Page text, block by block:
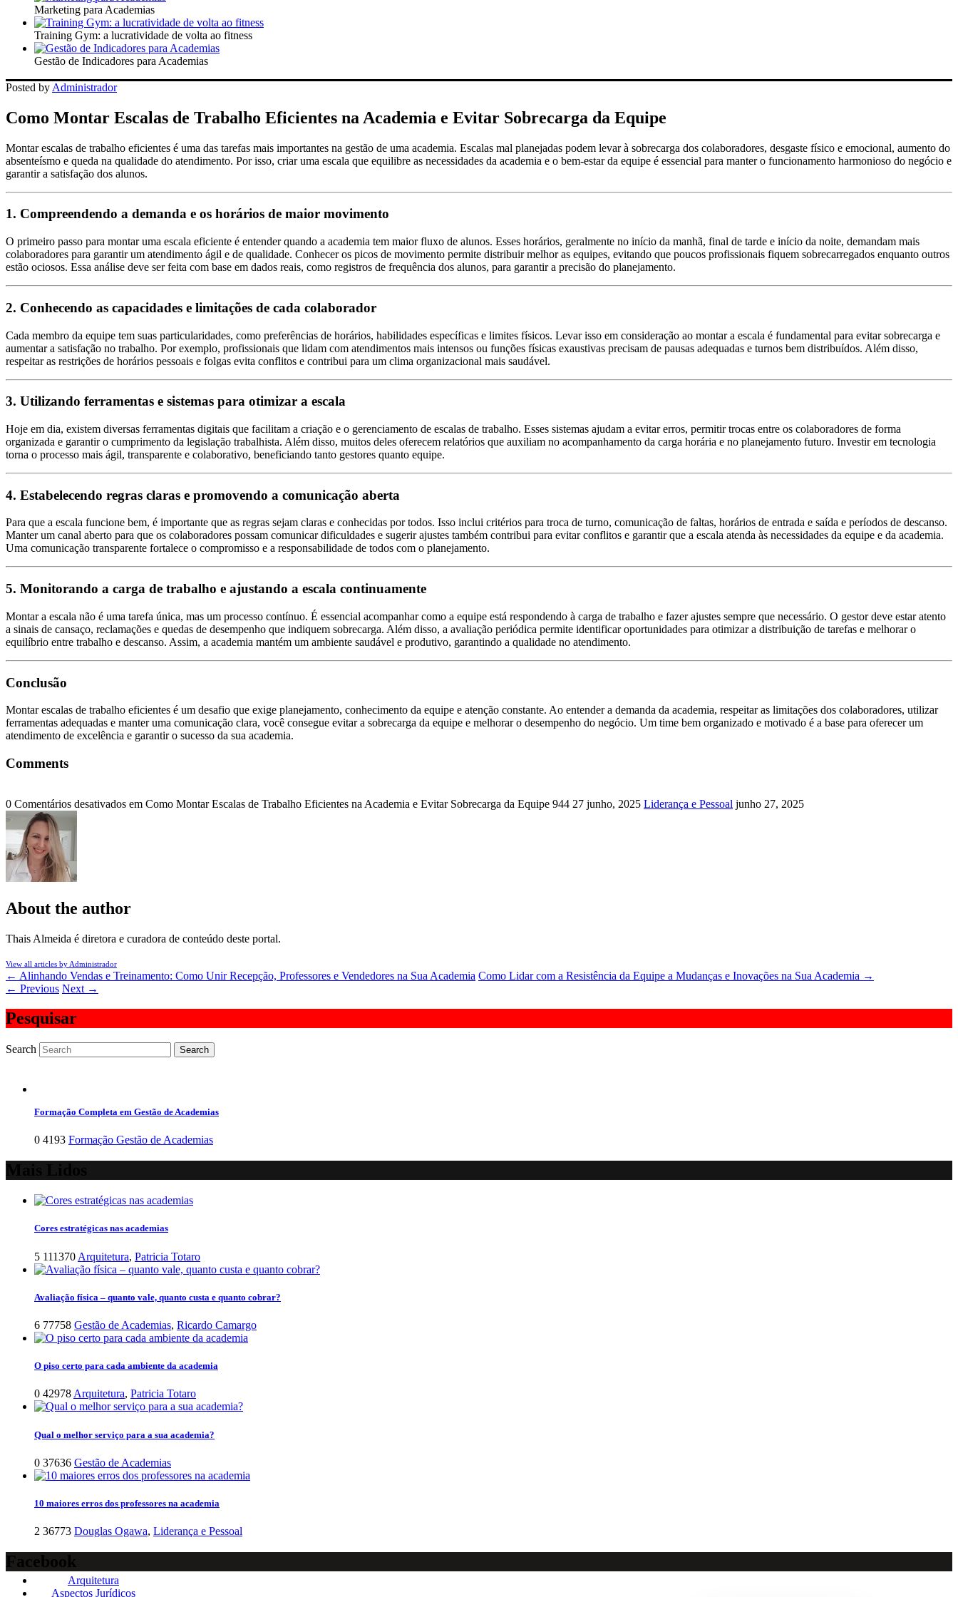
Marketing para Academias
Training Gym: a lucratividade de volta ao fitness
Gestão de Indicadores para Academias
Posted by Administrador
Como Montar Escalas de Trabalho Eficientes na Academia e Evitar Sobrecarga da Equipe
Montar escalas de trabalho eficientes é uma das tarefas mais importantes na gestão de uma academia. Escalas mal planejadas podem levar à sobrecarga dos colaboradores, desgaste físico e emocional, aumento do
absenteísmo e queda na qualidade do atendimento. Por isso, criar uma escala que equilibre as necessidades da academia e o bem-estar da equipe é essencial para manter o funcionamento harmonioso do negócio e
garantir a satisfação dos alunos.
1. Compreendendo a demanda e os horários de maior movimento
O primeiro passo para montar uma escala eficiente é entender quando a academia tem maior fluxo de alunos. Esses horários, geralmente no início da manhã, final de tarde e início da noite, demandam mais
colaboradores para garantir um atendimento ágil e de qualidade. Conhecer os picos de movimento permite distribuir melhor as equipes, evitando que poucos profissionais fiquem sobrecarregados enquanto outros
estão ociosos. Essa análise deve ser feita com base em dados reais, como registros de frequência dos alunos, para garantir a precisão do planejamento.
2. Conhecendo as capacidades e limitações de cada colaborador
Cada membro da equipe tem suas particularidades, como preferências de horários, habilidades específicas e limites físicos. Levar isso em consideração ao montar a escala é fundamental para evitar sobrecarga e
aumentar a satisfação no trabalho. Por exemplo, profissionais que lidam com atendimentos mais intensos ou funções físicas exaustivas precisam de pausas adequadas e turnos bem distribuídos. Além disso,
respeitar as restrições de horários pessoais e folgas evita conflitos e contribui para um clima organizacional mais saudável.
3. Utilizando ferramentas e sistemas para otimizar a escala
Hoje em dia, existem diversas ferramentas digitais que facilitam a criação e o gerenciamento de escalas de trabalho. Esses sistemas ajudam a evitar erros, permitir trocas entre os colaboradores de forma
organizada e garantir o cumprimento da legislação trabalhista. Além disso, muitos deles oferecem relatórios que auxiliam no acompanhamento da carga horária e no planejamento futuro. Investir em tecnologia
torna o processo mais ágil, transparente e colaborativo, beneficiando tanto gestores quanto equipe.
4. Estabelecendo regras claras e promovendo a comunicação aberta
Para que a escala funcione bem, é importante que as regras sejam claras e conhecidas por todos. Isso inclui critérios para troca de turno, comunicação de faltas, horários de entrada e saída e períodos de descanso.
Manter um canal aberto para que os colaboradores possam comunicar dificuldades e sugerir ajustes também contribui para evitar conflitos e garantir que a escala atenda às necessidades da equipe e da academia.
Uma comunicação transparente fortalece o compromisso e a responsabilidade de todos com o planejamento.
5. Monitorando a carga de trabalho e ajustando a escala continuamente
Montar a escala não é uma tarefa única, mas um processo contínuo. É essencial acompanhar como a equipe está respondendo à carga de trabalho e fazer ajustes sempre que necessário. O gestor deve estar atento
a sinais de cansaço, reclamações e quedas de desempenho que indiquem sobrecarga. Além disso, a avaliação periódica permite identificar oportunidades para otimizar a distribuição de tarefas e melhorar o
equilíbrio entre trabalho e descanso. Assim, a academia mantém um ambiente saudável e produtivo, garantindo a qualidade no atendimento.
Conclusão
Montar escalas de trabalho eficientes é um desafio que exige planejamento, conhecimento da equipe e atenção constante. Ao entender a demanda da academia, respeitar as limitações dos colaboradores, utilizar
ferramentas adequadas e manter uma comunicação clara, você consegue evitar a sobrecarga da equipe e melhorar o desempenho do negócio. Um time bem organizado e motivado é a base para oferecer um
atendimento de excelência e garantir o sucesso da sua academia.
Comments
0 Comentários desativados em Como Montar Escalas de Trabalho Eficientes na Academia e Evitar Sobrecarga da Equipe 944 27 junho, 2025 Liderança e Pessoal junho 27, 2025
About the author
Thais Almeida é diretora e curadora de conteúdo deste portal.
View all articles by Administrador
← Alinhando Vendas e Treinamento: Como Unir Recepção, Professores e Vendedores na Sua Academia Como Lidar com a Resistência da Equipe a Mudanças e Inovações na Sua Academia →
← Previous Next →
Pesquisar
Search
Formação Completa em Gestão de Academias
0 4193 Formação Gestão de Academias
Cores estratégicas nas academias
5 111370 Arquitetura, Patricia Totaro
Avaliação física – quanto vale, quanto custa e quanto cobrar?
6 77758 Gestão de Academias, Ricardo Camargo
O piso certo para cada ambiente da academia
0 42978 Arquitetura, Patricia Totaro
Qual o melhor serviço para a sua academia?
0 37636 Gestão de Academias
10 maiores erros dos professores na academia
2 36773 Douglas Ogawa, Liderança e Pessoal
Facebook
Arquitetura
Aspectos Jurídicos